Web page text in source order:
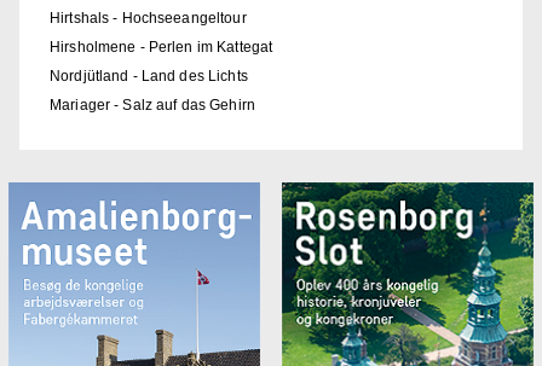
Hirtshals - Hochseeangeltour
Hirsholmene - Perlen im Kattegat
Nordjütland - Land des Lichts
Mariager - Salz auf das Gehirn